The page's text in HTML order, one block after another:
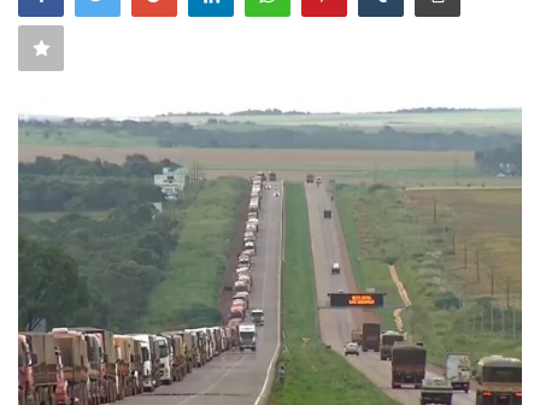
CONTATO
CONECTE-SE
REGISTO